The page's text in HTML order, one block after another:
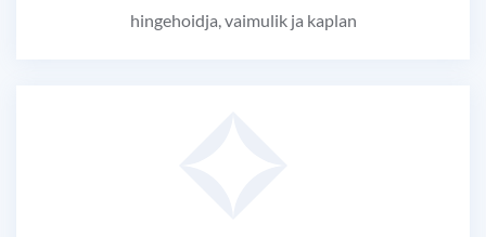
hingehoidja, vaimulik ja kaplan